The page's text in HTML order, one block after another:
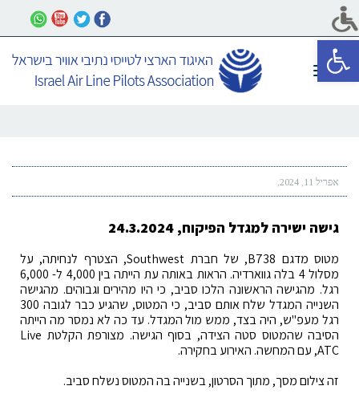
פתח סרגל נגישות
תפריט
אפריל 11, 2024
גישה ישירה למגדל הפיקוח, 24.3.2024
מטוס מדגם B738, של חברת Southwest, הצטרף לנחיתה, על
מסלול 4 בלה גווארדיה. הראות באותה עת הייתה בין 4,000 ל- 6,000
רגל. מהגישה הראשונה הלכו סביב, כי היו מהירים וגבוהים. מהגישה
השנייה המגדל שלח אותם סביב, כי המטוס, שהגיע כבר לגובה 300
רגל מעפ"ש, היה בצד, ממש מול המגדל. עד כה לא נמסר מה הייתה
הסיבה שהמטוס סטה הצידה, בסוף הגישה. מצורפת הקלטת Live
ATC, עם המחשה. האירוע בחקירה.
זה צילום מסך, מתוך הסרטון, בשנייה בה המטוס נשלח סביב.